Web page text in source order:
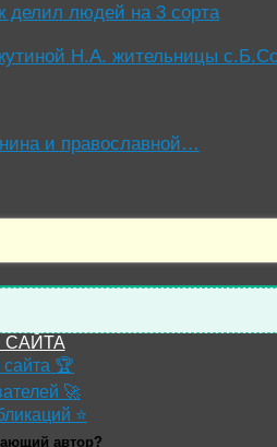
делил людей на 3 сорта
Н.А. жительницы
и православной…
САЙТА
сайта 🏆
🚀
⭐
автор?